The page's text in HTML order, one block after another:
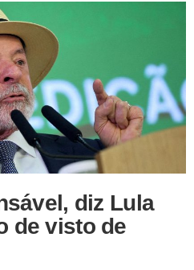
diz Lula
de visto de